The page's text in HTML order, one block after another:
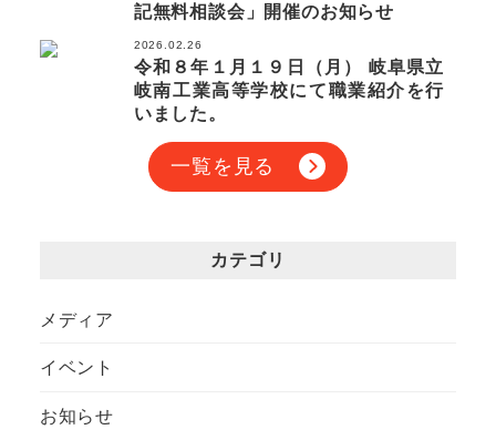
記無料相談会」開催のお知らせ
2026.02.26
令和８年１月１９日（月） 岐阜県立
岐南工業高等学校にて職業紹介を行
いました。
一覧を見る
カテゴリ
メディア
イベント
お知らせ